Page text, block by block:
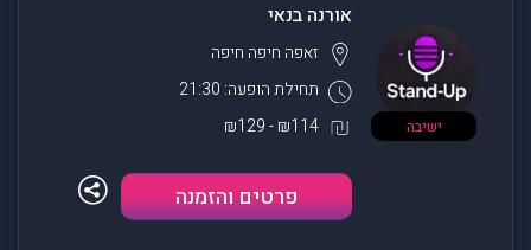
ישיבה
אורנה בנאי
תחילת הופעה: 21:30
זאפה חיפה חיפה
₪114 - ₪129
פרטים והזמנה